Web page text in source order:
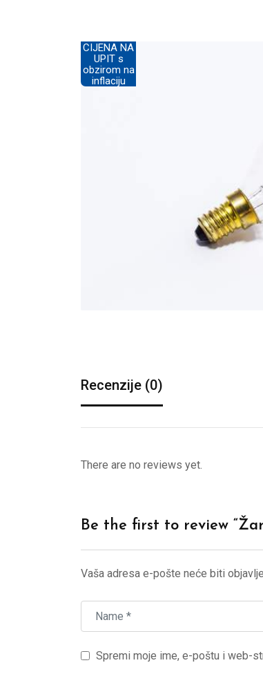
CIJENA NA
UPIT s
obzirom na
inflaciju
Recenzije (0)
There are no reviews yet.
Be the first to review
Vaša adresa e-pošte neće biti
Spremi moje ime, e-poštu i web-